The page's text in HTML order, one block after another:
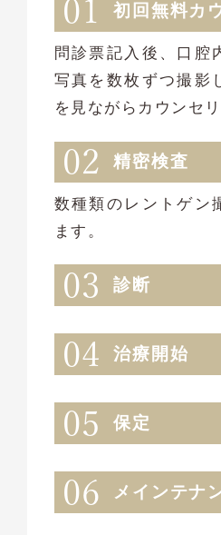
初回無料カ
問診票記入後、口腔
写真を数枚ずつ撮影
を見ながらカウンセ
精密検査
数種類のレントゲン
ます。
診断
治療開始
保定
メインテナ